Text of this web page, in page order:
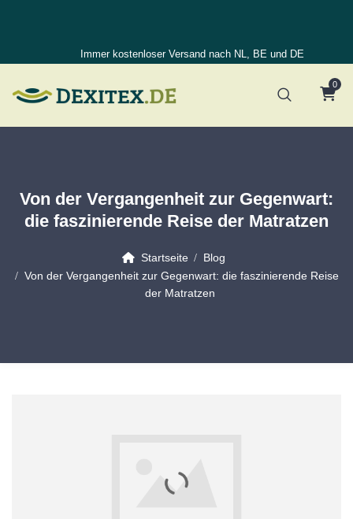
Immer kostenloser Versand nach NL, BE und DE
0
Von der Vergangenheit zur Gegenwart:
die faszinierende Reise der Matratzen
Startseite
Blog
Von der Vergangenheit zur Gegenwart: die faszinierende Reise
der Matratzen